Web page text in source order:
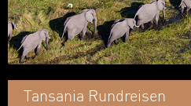
Tansania Rundreisen